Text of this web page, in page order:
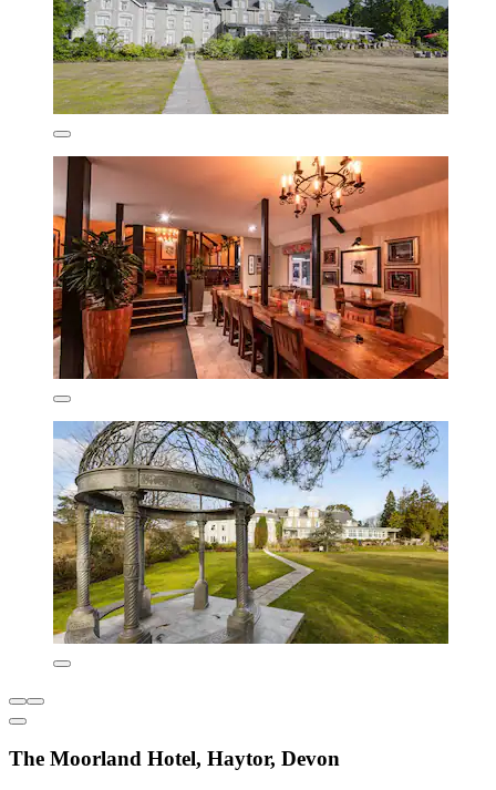
The Moorland Hotel, Haytor, Devon